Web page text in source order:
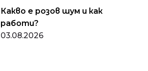
Какво е розов шум и как
работи?
03.08.2026